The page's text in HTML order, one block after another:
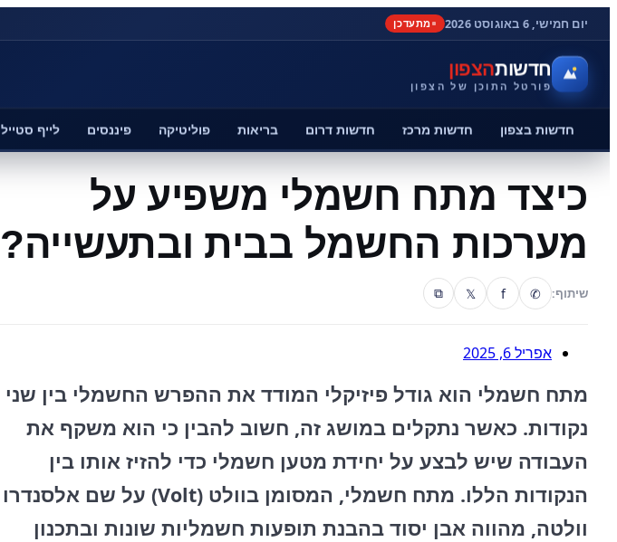
יום חמישי, 6 באוגוסט 2026 מתעדכן
חדשותהצפון
פורטל התוכן של הצפון
חדשות בצפון חדשות מרכז חדשות דרום בריאות פוליטיקה פיננסים לייף סטייל
כיצד מתח חשמלי משפיע על
מערכות החשמל בבית ובתעשייה?
שיתוף: ✆
f
𝕏
⧉
אפריל 6, 2025
מתח חשמלי הוא גודל פיזיקלי המודד את ההפרש החשמלי בין שני
נקודות. כאשר נתקלים במושג זה, חשוב להבין כי הוא משקף את
העבודה שיש לבצע על יחידת מטען חשמלי כדי להזיז אותו בין
הנקודות הללו. מתח חשמלי, המסומן בוולט (Volt) על שם אלסנדרו
וולטה, מהווה אבן יסוד בהבנת תופעות חשמליות שונות ובתכנון